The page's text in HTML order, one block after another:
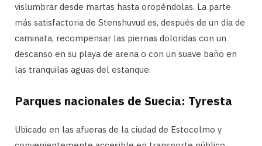
vislumbrar desde martas hasta oropéndolas. La parte
más satisfactoria de Stenshuvud es, después de un día de
caminata, recompensar las piernas doloridas con un
descanso en su playa de arena o con un suave baño en
las tranquilas aguas del estanque.
Parques nacionales de Suecia: Tyresta
Ubicado en las afueras de la ciudad de Estocolmo y